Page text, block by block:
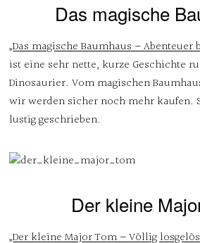
Das magische
„Das magische Baumhaus –
ist eine sehr nette, kurze Geschichte
Dinosaurier. Vom magischen
wir werden sicher noch mehr kaufen.
lustig geschrieben.
Der kleine
„Der kleine Major Tom – Völlig